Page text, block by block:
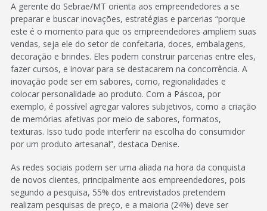
A gerente do Sebrae/MT orienta aos empreendedores a se
preparar e buscar inovações, estratégias e parcerias “porque
este é o momento para que os empreendedores ampliem suas
vendas, seja ele do setor de confeitaria, doces, embalagens,
decoração e brindes. Eles podem construir parcerias entre eles,
fazer cursos, e inovar para se destacarem na concorrência. A
inovação pode ser em sabores, como, regionalidades e
colocar personalidade ao produto. Com a Páscoa, por
exemplo, é possível agregar valores subjetivos, como a criação
de memórias afetivas por meio de sabores, formatos,
texturas. Isso tudo pode interferir na escolha do consumidor
por um produto artesanal”, destaca Denise.
As redes sociais podem ser uma aliada na hora da conquista
de novos clientes, principalmente aos empreendedores, pois
segundo a pesquisa, 55% dos entrevistados pretendem
realizam pesquisas de preço, e a maioria (24%) deve ser